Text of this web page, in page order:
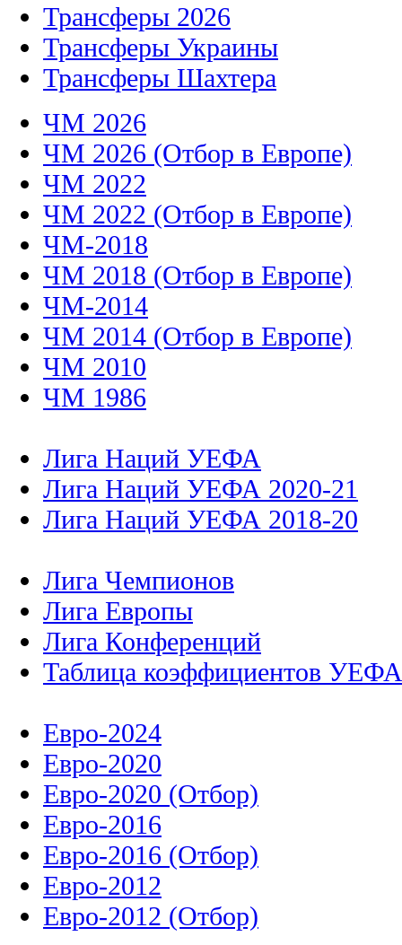
Трансферы 2026
Трансферы Украины
Трансферы Шахтера
ЧМ 2026
ЧМ 2026 (Отбор в Европе)
ЧМ 2022
ЧМ 2022 (Отбор в Европе)
ЧМ-2018
ЧМ 2018 (Отбор в Европе)
ЧМ-2014
ЧМ 2014 (Отбор в Европе)
ЧМ 2010
ЧМ 1986
Лига Наций УЕФА
Лига Наций УЕФА 2020-21
Лига Наций УЕФА 2018-20
Лига Чемпионов
Лига Европы
Лига Конференций
Таблица коэффициентов УЕФА
Евро-2024
Евро-2020
Евро-2020 (Отбор)
Евро-2016
Евро-2016 (Отбор)
Евро-2012
Евро-2012 (Отбор)